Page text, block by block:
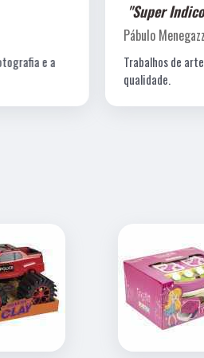
de arte e impressão de excelente